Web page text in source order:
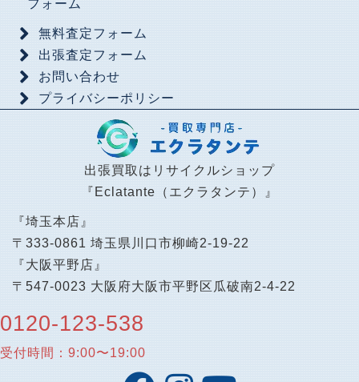
フォーム
無料査定フォーム
出張査定フォーム
お問い合わせ
プライバシーポリシー
出張買取はリサイクルショップ
『Eclatante（エクラタンテ）』
『埼玉本店』
〒333-0861 埼玉県川口市柳崎2-19-22
『大阪平野店』
〒547-0023 大阪府大阪市平野区瓜破南2-4-22
0120-123-538
受付時間：9:00〜19:00